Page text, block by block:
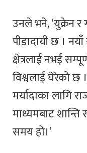
उनले भने, ‘युक्रेन र
पीडादायी छ ।
क्षेत्रलाई नभई
विश्वलाई घेरेको
मर्यादाका लागि
माध्यमबाट शान्ति
समय हो।’